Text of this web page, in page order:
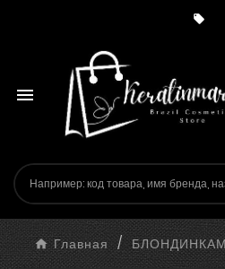


Главная